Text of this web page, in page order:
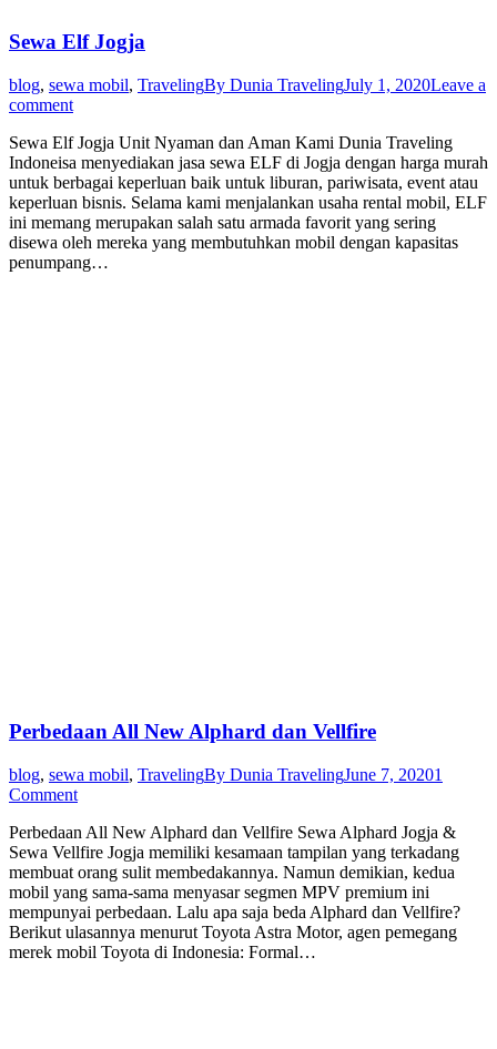
Sewa Elf Jogja
blog, sewa mobil, TravelingBy Dunia TravelingJuly 1, 2020Leave a
comment
Sewa Elf Jogja Unit Nyaman dan Aman Kami Dunia Traveling
Indoneisa menyediakan jasa sewa ELF di Jogja dengan harga murah
untuk berbagai keperluan baik untuk liburan, pariwisata, event atau
keperluan bisnis. Selama kami menjalankan usaha rental mobil, ELF
ini memang merupakan salah satu armada favorit yang sering
disewa oleh mereka yang membutuhkan mobil dengan kapasitas
penumpang…
Perbedaan All New Alphard dan Vellfire
blog, sewa mobil, TravelingBy Dunia TravelingJune 7, 20201
Comment
Perbedaan All New Alphard dan Vellfire Sewa Alphard Jogja &
Sewa Vellfire Jogja memiliki kesamaan tampilan yang terkadang
membuat orang sulit membedakannya. Namun demikian, kedua
mobil yang sama-sama menyasar segmen MPV premium ini
mempunyai perbedaan. Lalu apa saja beda Alphard dan Vellfire?
Berikut ulasannya menurut Toyota Astra Motor, agen pemegang
merek mobil Toyota di Indonesia: Formal…